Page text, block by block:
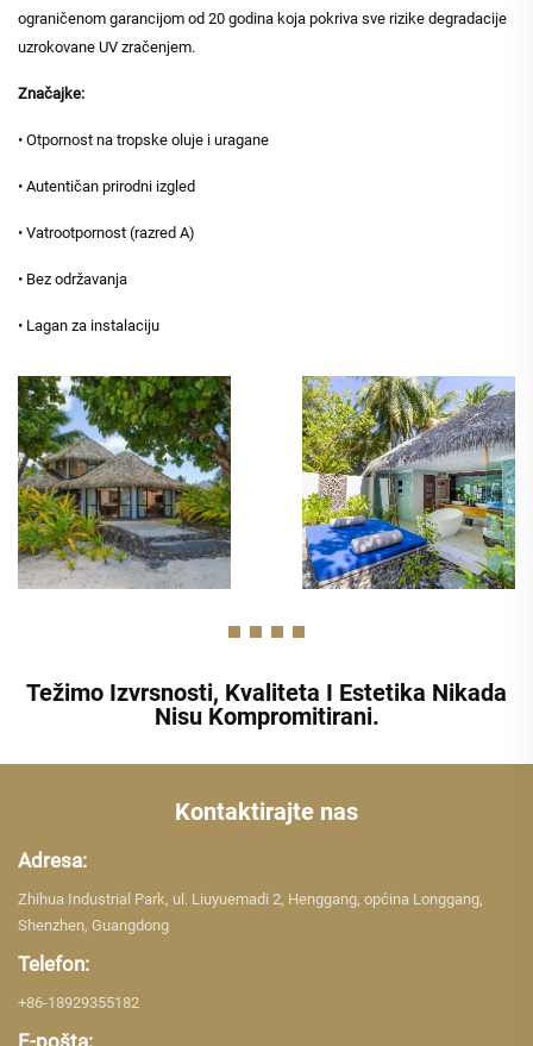
ograničenom garancijom od 20 godina koja pokriva sve rizike degradacije
uzrokovane UV zračenjem.
Značajke:
• Otpornost na tropske oluje i uragane
• Autentičan prirodni izgled
• Vatrootpornost (razred A)
• Bez održavanja
• Lagan za instalaciju
Težimo Izvrsnosti, Kvaliteta I Estetika Nikada
Nisu Kompromitirani.
Kontaktirajte nas
Adresa:
Zhihua Industrial Park, ul. Liuyuemadi 2, Henggang, općina Longgang,
Shenzhen, Guangdong
Telefon:
+86-18929355182
E-pošta: